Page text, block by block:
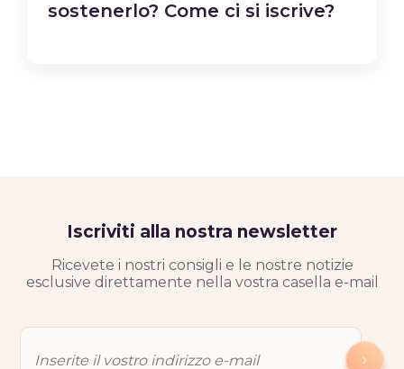
sostenerlo? Come ci si iscrive?
Iscriviti alla nostra newsletter
Ricevete i nostri consigli e le nostre notizie
esclusive direttamente nella vostra casella e-mail